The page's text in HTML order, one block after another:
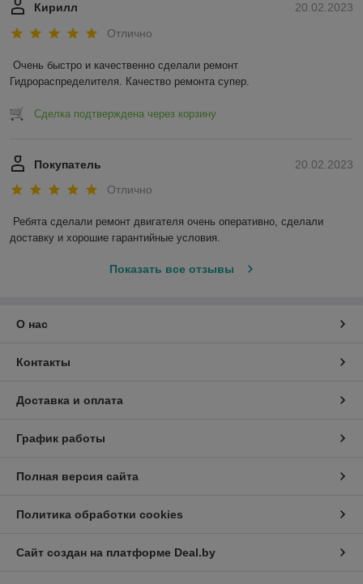
20.02.2023
Кирилл
Отлично
Очень быстро и качественно сделали ремонт
Гидрораспределителя. Качество ремонта супер.
Сделка подтверждена через корзину
20.02.2023
Покупатель
Отлично
Ребята сделали ремонт двигателя очень оперативно, сделали
доставку и хорошие гарантийные условия.
Показать все отзывы
О нас
Контакты
Доставка и оплата
График работы
Полная версия сайта
Политика обработки cookies
Сайт создан на платформе Deal.by